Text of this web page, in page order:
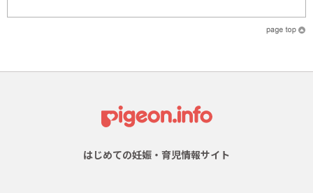
はじめての妊娠・育児情報サイト